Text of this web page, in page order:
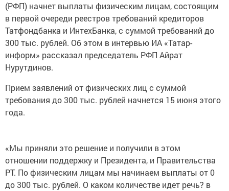
(РФП) начнет выплаты физическим лицам, состоящим
в первой очереди реестров требований кредиторов
Татфондбанка и ИнтехБанка, с суммой требований до
300 тыс. рублей. Об этом в интервью ИА «Татар-
информ» рассказал председатель РФП Айрат
Нурутдинов.
Прием заявлений от физических лиц с суммой
требования до 300 тыс. рублей начнется 15 июня этого
года.
«Мы приняли это решение и получили в этом
отношении поддержку и Президента, и Правительства
РТ. По физическим лицам мы начинаем выплаты от 0
до 300 тыс. рублей. О каком количестве идет речь? в